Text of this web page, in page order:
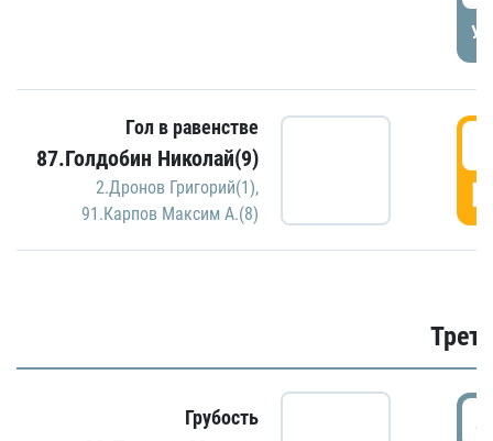
Гол в равенстве
87.Голдобин Николай(9)
2.Дронов Григорий(1),
91.Карпов Максим А.(8)
Грубость